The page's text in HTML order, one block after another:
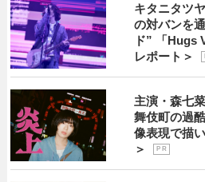
キタニタツ
の対バンを
ド” 「Hugs
レポート＞
主演・森七
舞伎町の過
像表現で描
＞
P R